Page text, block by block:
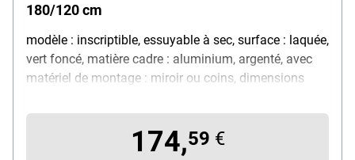
180/120 cm
modèle : inscriptible, essuyable à sec, surface : laquée,
vert foncé, matière cadre : aluminium, argenté, avec
matériel de montage : miroir ou coins, dimensions
174,59 €